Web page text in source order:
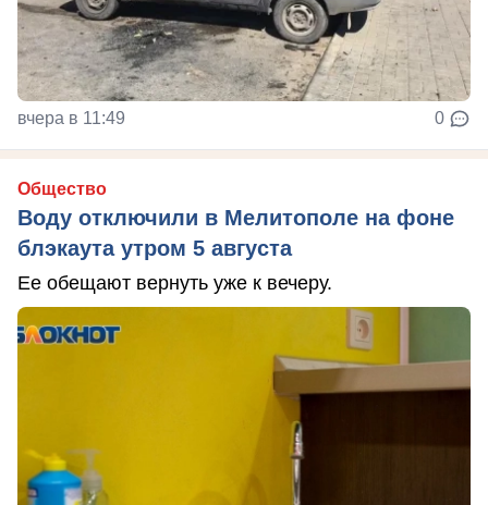
вчера в 11:49 0
Общество
Воду отключили в Мелитополе на фоне
блэкаута утром 5 августа
Ее обещают вернуть уже к вечеру.